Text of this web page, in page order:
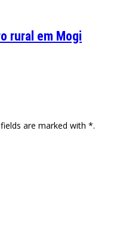
rural em Mogi
are marked with *.